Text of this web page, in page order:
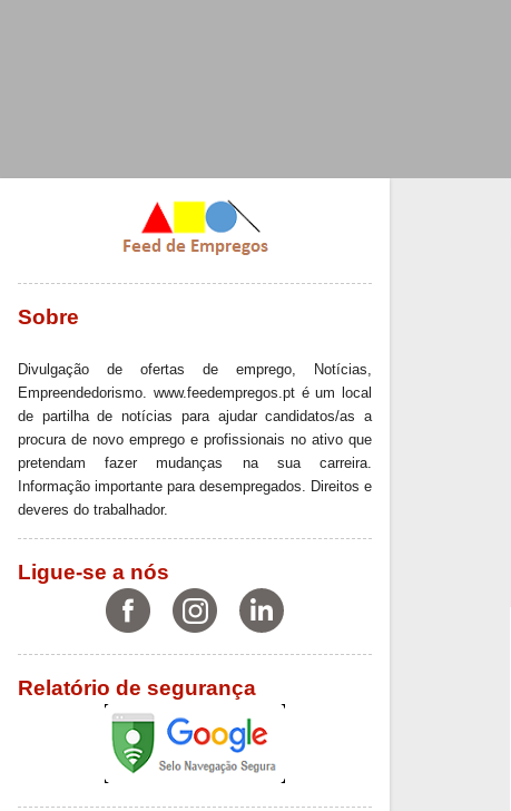
Sobre
Divulgação de ofertas de emprego, Notícias,
Empreendedorismo. www.feedempregos.pt é um local
de partilha de notícias para ajudar candidatos/as a
procura de novo emprego e profissionais no ativo que
pretendam fazer mudanças na sua carreira.
Informação importante para desempregados. Direitos e
deveres do trabalhador.
Ligue-se a nós
Relatório de segurança